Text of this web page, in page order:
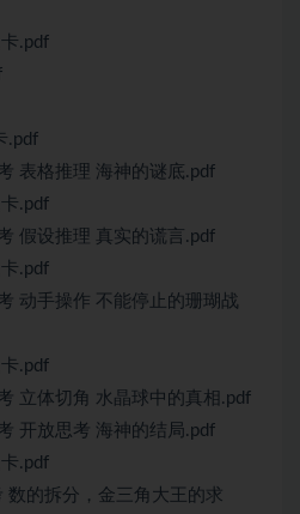
.pdf
.pdf
表格推理 海神的谜底.pdf
.pdf
假设推理 真实的谎言.pdf
.pdf
动手操作 不能停止的珊瑚战
.pdf
立体切角 水晶球中的真相.pdf
开放思考 海神的结局.pdf
.pdf
的拆分，金三角大王的求